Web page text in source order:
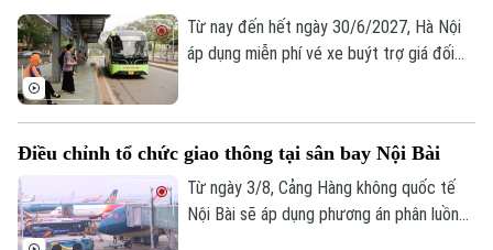
Kinh nghiệm
Thị trường
Đánh giá
Hướng nghiệp
Làng nghề
Di tích
Y tế
Tư vấn sức khỏe
Thể thao
Bóng đá
Golf
Sao
Đã phát sóng
Từ nay đến hết ngày 30/6/2027, Hà Nội
áp dụng miễn phí vé xe buýt trợ giá đối
tiện giao thông công cộng. Để triển khai
hiệu quả, Thành phố yêu cầu cần xây dựng
nhận diện với các tuyến xe buýt này.
Điều chỉnh tổ chức giao thông tại sân bay Nội Bài
Từ ngày 3/8, Cảng Hàng không quốc tế
Nội Bài sẽ áp dụng phương án phân luồng